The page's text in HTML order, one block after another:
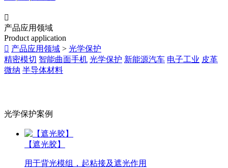

产品应用领域
Product application
 产品应用领域 > 光学保护
精密模切 智能曲面手机 光学保护 新能源汽车 电子工业 皮革
微纳 半导体材料
光学保护案例
【遮光胶】
用于背光模组，起粘接及遮光作用